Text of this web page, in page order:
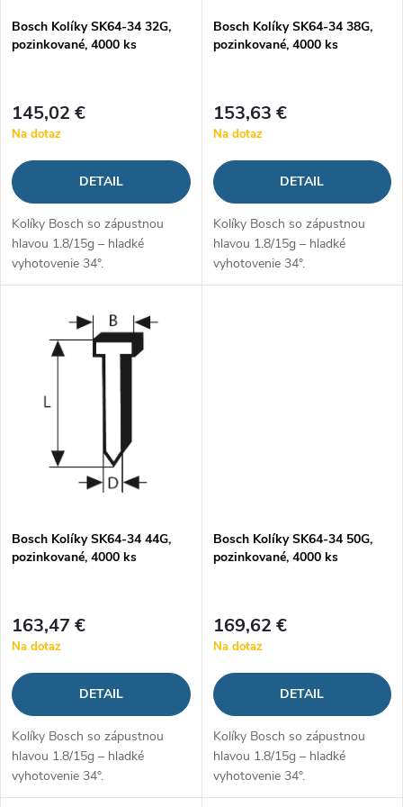
p
o
d
u
k
p
r
o
d
u
k
t
Bosch Kolíky SK64-34 32G,
pozinkované, 4000 ks
145,02 €
Na dotaz
DETAIL
Kolíky Bosch so zápustnou
hlavou 1.8/15g – hladké
vyhotovenie 34°.
Bosch Kolíky SK64-34 38G,
pozinkované, 4000 ks
153,63 €
Na dotaz
DETAIL
Kolíky Bosch so zápustnou
hlavou 1.8/15g – hladké
vyhotovenie 34°.
Bosch Kolíky SK64-34 44G,
pozinkované, 4000 ks
163,47 €
Na dotaz
DETAIL
Kolíky Bosch so zápustnou
hlavou 1.8/15g – hladké
vyhotovenie 34°.
Bosch Kolíky SK64-34 50G,
pozinkované, 4000 ks
169,62 €
Na dotaz
DETAIL
Kolíky Bosch so zápustnou
hlavou 1.8/15g – hladké
vyhotovenie 34°.